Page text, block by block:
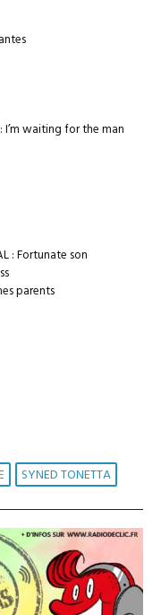
I’m waiting for the man
: Fortunate son
parents
SYNED TONETTA